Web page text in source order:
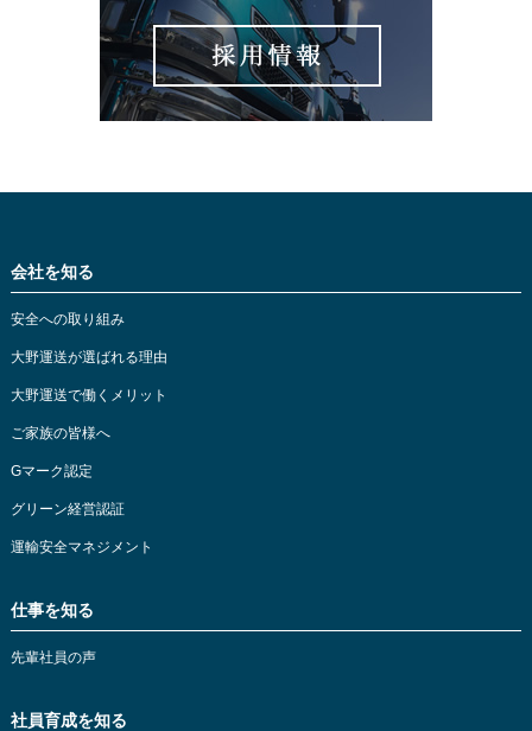
会社を知る
安全への取り組み
大野運送が選ばれる理由
大野運送で働くメリット
ご家族の皆様へ
Gマーク認定
グリーン経営認証
運輸安全マネジメント
仕事を知る
先輩社員の声
社員育成を知る